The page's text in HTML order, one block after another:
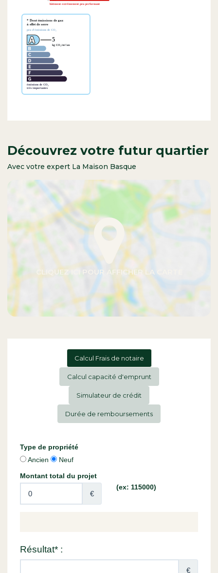
Découvrez votre futur quartier
Avec votre expert La Maison Basque
Calcul Frais de notaire
Calcul capacité d'emprunt
Simulateur de crédit
Durée de remboursements